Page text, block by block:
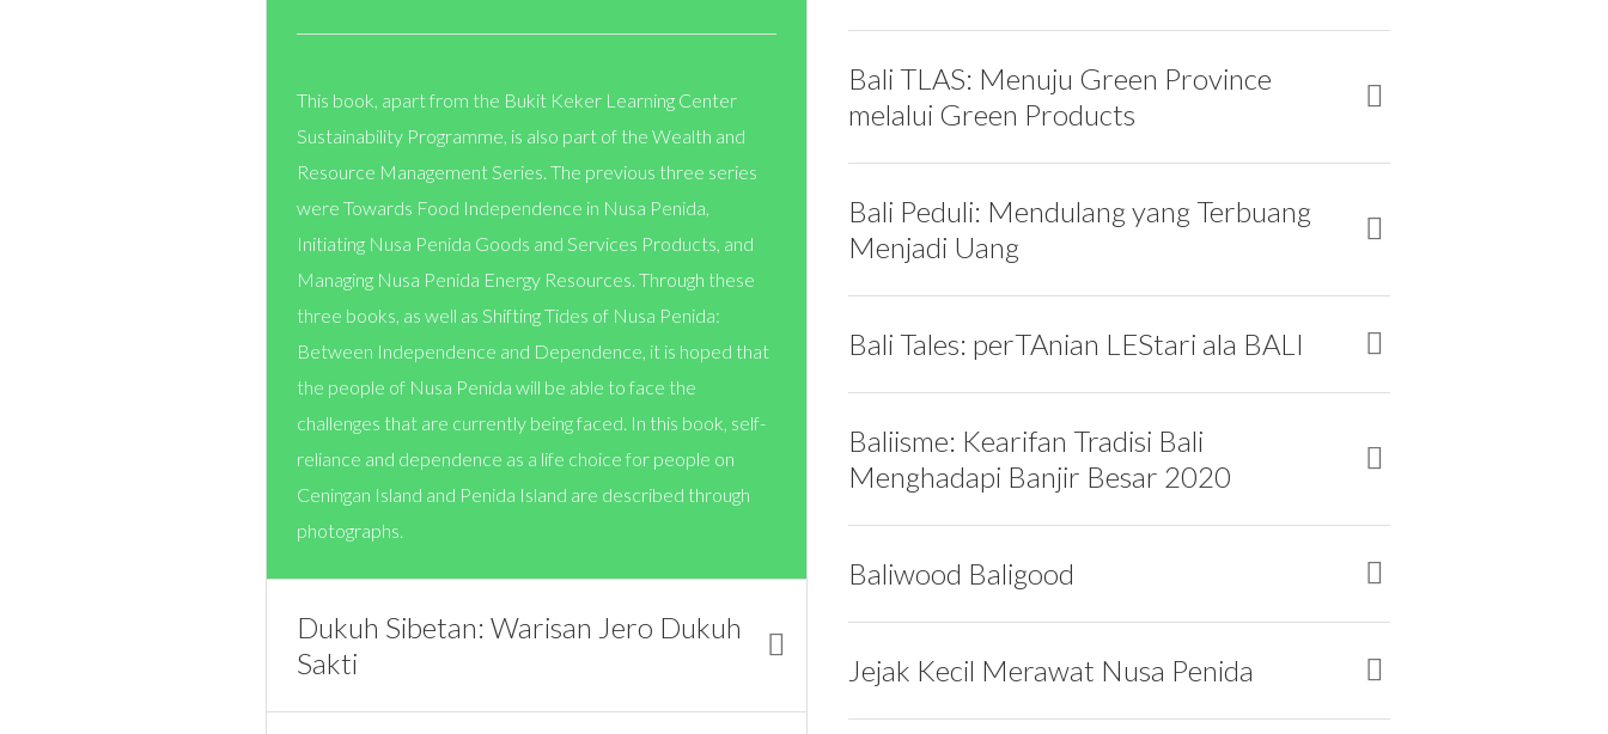
This book, apart from the Bukit Keker Learning Center
Sustainability Programme, is also part of the Wealth and
Resource Management Series. The previous three series
were Towards Food Independence in Nusa Penida,
Initiating Nusa Penida Goods and Services Products, and
Managing Nusa Penida Energy Resources. Through these
three books, as well as Shifting Tides of Nusa Penida:
Between Independence and Dependence, it is hoped that
the people of Nusa Penida will be able to face the
challenges that are currently being faced. In this book, self-
reliance and dependence as a life choice for people on
Ceningan Island and Penida Island are described through
photographs.
Dukuh Sibetan: Warisan Jero Dukuh
Sakti
Bali TLAS: Menuju Green Province
melalui Green Products
Bali Peduli: Mendulang yang Terbuang
Menjadi Uang
Bali Tales: perTAnian LEStari ala BALI
Baliisme: Kearifan Tradisi Bali
Menghadapi Banjir Besar 2020
Baliwood Baligood
Jejak Kecil Merawat Nusa Penida